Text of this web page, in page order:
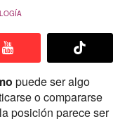
puede ser algo
o compararse
posición parece ser